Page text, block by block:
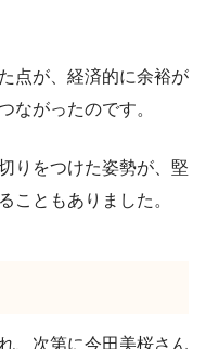
点が、経済的に余裕が
ながったのです。
りをつけた姿勢が、堅
こともありました。
、次第に今田美桜さん